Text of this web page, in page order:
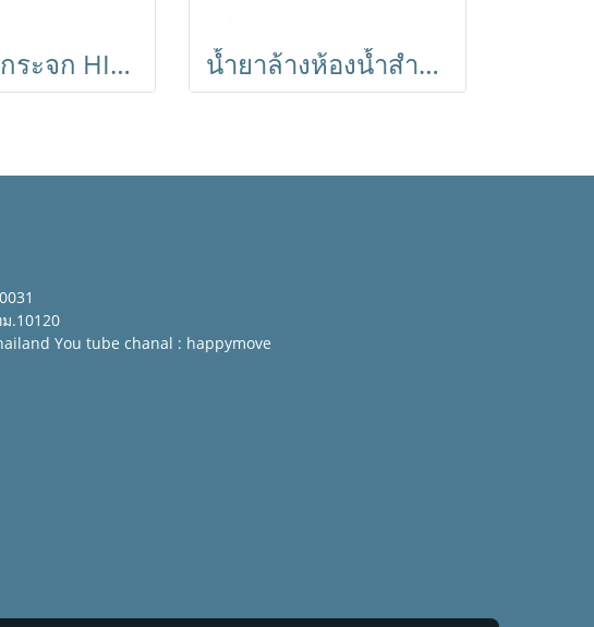
น้ำยาเช็ดกระจก HI-GLASS ไฮ กลาส ขนาด 3.8 ลิตร น้ำยาทำความสะอาด ขจัดคราบสกปรก คราบไขมันบนกระจก น้ำยาล้างห้องน้ำสำหรับร้านอาหาร SC SEV & CLEAN เอสซี เซฟ แอนด์ คลีน ขนาด 5 ลิตร พร้อมฆ่าเชื้อแบคทีเรีย ใช้ตามพื้น ผนัง เครื่องสุขภัณฑ์ในห้องน้า ใช้ได้กับทุกพื้นผิว
.10120
You tube chanal : happymove